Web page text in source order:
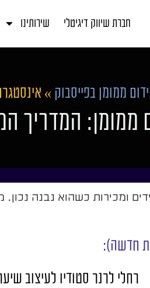
חברת שיווק דיגיטלי שירותינו
ממומן בפייסבוק »
ממומן: המדריך
ומכירות כשהוא נבנה
חדשה):
רחלי לרנר סטודיו לעיצוב